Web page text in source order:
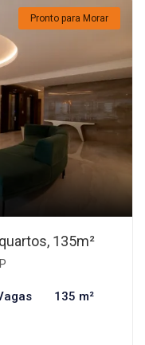
Pronto para Morar
135m²
135 m²